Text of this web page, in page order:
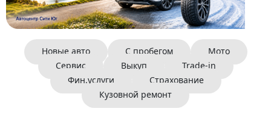
Внешняя сторона МКАД, 22 км
Новые авто С пробегом
Мото
Сервис
Выкуп
Trade-in
Фин.услуги
Страхование
Кузовной ремонт